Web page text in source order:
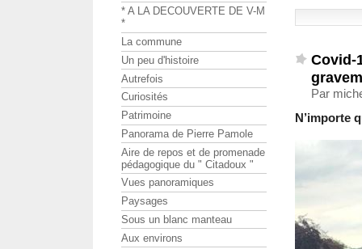
Covid-
Par
N’importe
* A LA DECOUVERTE DE V-M
*
La commune
Un peu d'histoire
Autrefois
Curiosités
Patrimoine
Panorama de Pierre Pamole
Aire de repos et de promenade
pédagogique du " Citadoux "
Vues panoramiques
Paysages
Sous un blanc manteau
Aux environs